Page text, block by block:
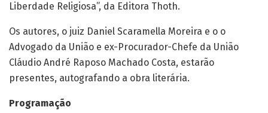
Liberdade Religiosa”, da Editora Thoth.
Os autores, o juiz Daniel Scaramella Moreira e o o
Advogado da União e ex-Procurador-Chefe da União
Cláudio André Raposo Machado Costa, estarão
presentes, autografando a obra literária.
Programação